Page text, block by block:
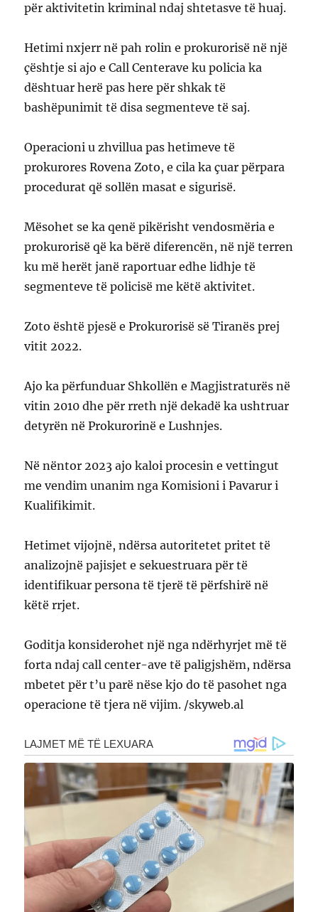
për aktivitetin kriminal ndaj shtetasve të huaj.
Hetimi nxjerr në pah rolin e prokurorisë në një
çështje si ajo e Call Centerave ku policia ka
dështuar herë pas here për shkak të
bashëpunimit të disa segmenteve të saj.
Operacioni u zhvillua pas hetimeve të
prokurores Rovena Zoto, e cila ka çuar përpara
procedurat që sollën masat e sigurisë.
Mësohet se ka qenë pikërisht vendosmëria e
prokurorisë që ka bërë diferencën, në një terren
ku më herët janë raportuar edhe lidhje të
segmenteve të policisë me këtë aktivitet.
Zoto është pjesë e Prokurorisë së Tiranës prej
vitit 2022.
Ajo ka përfunduar Shkollën e Magjistraturës në
vitin 2010 dhe për rreth një dekadë ka ushtruar
detyrën në Prokurorinë e Lushnjes.
Në nëntor 2023 ajo kaloi procesin e vettingut
me vendim unanim nga Komisioni i Pavarur i
Kualifikimit.
Hetimet vijojnë, ndërsa autoritetet pritet të
analizojnë pajisjet e sekuestruara për të
identifikuar persona të tjerë të përfshirë në
këtë rrjet.
Goditja konsiderohet një nga ndërhyrjet më të
forta ndaj call center-ave të paligjshëm, ndërsa
mbetet për t’u parë nëse kjo do të pasohet nga
operacione të tjera në vijim. /skyweb.al